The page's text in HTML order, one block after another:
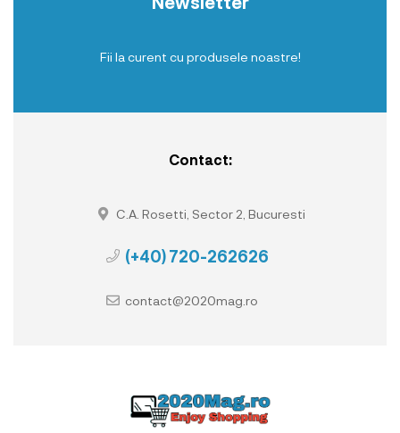
Fii la curent cu produsele noastre!
Contact:
C.A. Rosetti, Sector 2, Bucuresti
(+40) 720-262626
contact@2020mag.ro